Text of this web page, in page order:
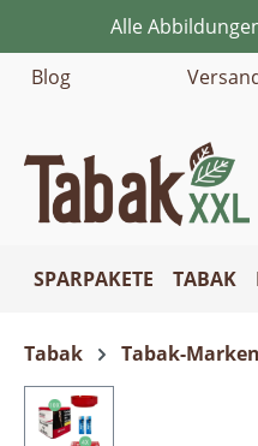
Hauptinhalt springen
Zur Suche springen
Zur Hauptnavigation
Alle
Blog
SPARPAKETE TABAK
Tabak Tabak-Marken